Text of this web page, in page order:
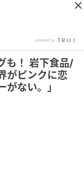
も！ 岩下食品/
がピンクに恋
ない。」